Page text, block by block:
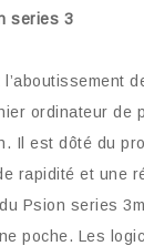
series 3
ordinateur de
Il est dôté du
rapidité et une
Psion series
poche. Les